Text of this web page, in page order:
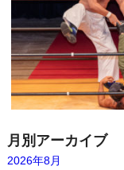
月別アーカイブ
2026年8月